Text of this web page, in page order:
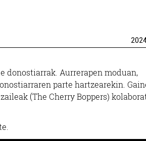
donostiarrak. Aurrerapen moduan,
parte hartzearekin.
(The Cherry Boppers)